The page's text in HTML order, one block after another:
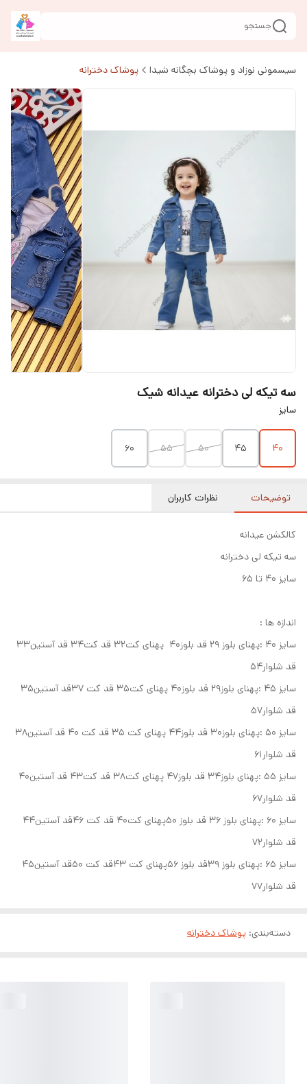
جستجو
سیسمونی نوزاد و پوشاک بچگانه شیدا پوشاک دخترانه
سه تیکه لی دخترانه عیدانه شیک
سایز
۴۰ ۴۵ ۵۰ ۵۵ ۶۰
توضیحات نظرات کاربران
کالکشن عیدانه
سه تیکه لی دخترانه
سایز ۴۰ تا ۶۵
اندازه ها :
سایز ۴۰ :پهنای بلوز ۲۹ قد بلوز۴۰ پهنای کت۳۲ قد کت۳۴ قد آستین۳۳
قد شلوار۵۴
سایز ۴۵ :پهنای بلوز۲۹ قد بلوز۴۰ پهنای کت۳۵ قد کت ۳۷قد آستین۳۵
قد شلوار۵۷
سایز ۵۰ :پهنای بلوز۳۰ قد بلوز۴۴ پهنای کت ۳۵ قد کت ۴۰ قد آستین۳۸
قد شلوار۶۱
سایز ۵۵ :پهنای بلوز۳۴ قد بلوز۴۷ پهنای کت۳۸ قد کت۴۳ قد آستین۴۰
قد شلوار۶۷
سایز ۶۰ :پهنای بلوز ۳۶ قد بلوز ۵۰پهنای کت۴۰ قد کت ۴۶قد آستین۴۴
قد شلوار۷۲
سایز ۶۵ :پهنای بلوز ۳۹قد بلوز ۵۶پهنای کت ۴۳قد کت ۵۰قد آستین۴۵
قد شلوار۷۷
دسته‌بندی: پوشاک دخترانه